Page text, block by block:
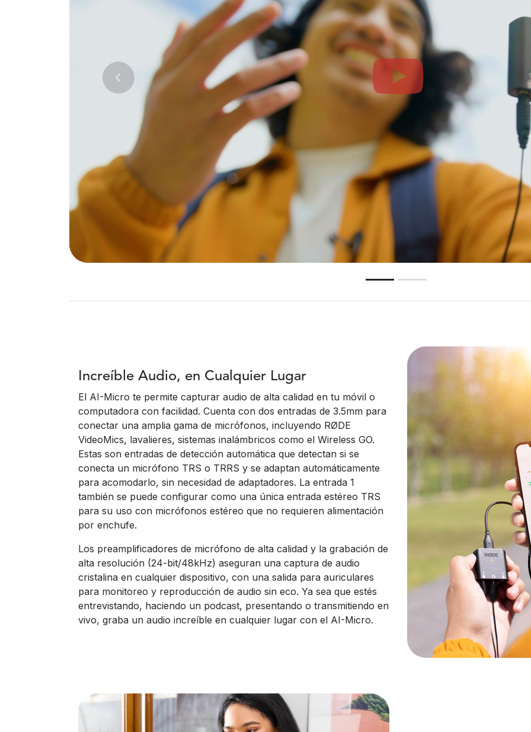
Previous
Increíble Audio, en Cualquier Lugar
El AI-Micro te permite capturar audio de alta calidad en tu móvil o
computadora con facilidad. Cuenta con dos entradas de 3.5mm para
conectar una amplia gama de micrófonos, incluyendo RØDE
VideoMics, lavalieres, sistemas inalámbricos como el Wireless GO.
Estas son entradas de detección automática que detectan si se
conecta un micrófono TRS o TRRS y se adaptan automáticamente
para acomodarlo, sin necesidad de adaptadores. La entrada 1
también se puede configurar como una única entrada estéreo TRS
para su uso con micrófonos estéreo que no requieren alimentación
por enchufe.
Los preamplificadores de micrófono de alta calidad y la grabación de
alta resolución (24-bit/48kHz) aseguran una captura de audio
cristalina en cualquier dispositivo, con una salida para auriculares
para monitoreo y reproducción de audio sin eco. Ya sea que estés
entrevistando, haciendo un podcast, presentando o transmitiendo en
vivo, graba un audio increíble en cualquier lugar con el AI-Micro.